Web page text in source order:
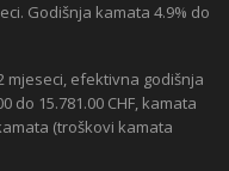
Godišnja kamata 4.9% do
mjeseci, efektivna godišnja
do 15.781.00 CHF, kamata
(troškovi kamata